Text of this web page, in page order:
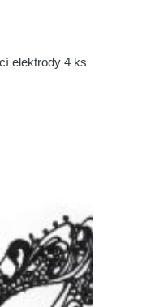
elektrody 4 ks